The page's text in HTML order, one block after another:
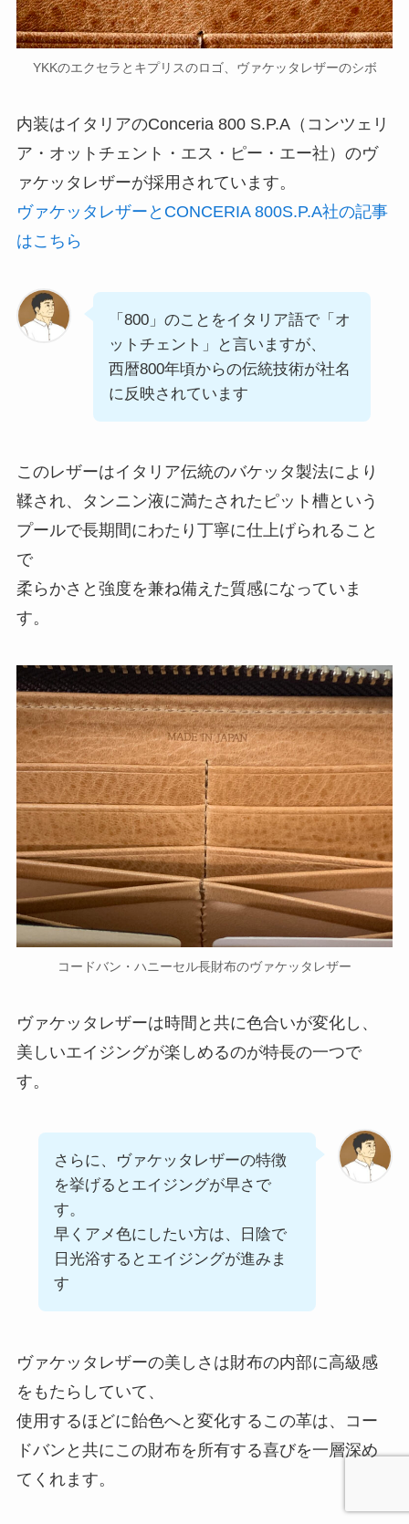
YKKのエクセラとキプリスのロゴ、ヴァケッタレザーのシボ
内装はイタリアのConceria 800 S.P.A（コンツェリ
ア・オットチェント・エス・ピー・エー社）のヴ
ァケッタレザーが採用されています。
ヴァケッタレザーとCONCERIA 800S.P.A社の記事
はこちら
「800」のことをイタリア語で「オ
ットチェント」と言いますが、
西暦800年頃からの伝統技術が社名
に反映されています
このレザーはイタリア伝統のバケッタ製法により
鞣され、タンニン液に満たされたピット槽という
プールで長期間にわたり丁寧に仕上げられること
で
柔らかさと強度を兼ね備えた質感になっていま
す。
コードバン・ハニーセル長財布のヴァケッタレザー
ヴァケッタレザーは時間と共に色合いが変化し、
美しいエイジングが楽しめるのが特長の一つで
す。
さらに、ヴァケッタレザーの特徴
を挙げるとエイジングが早さで
す。
早くアメ色にしたい方は、日陰で
日光浴するとエイジングが進みま
す
ヴァケッタレザーの美しさは財布の内部に高級感
をもたらしていて、
使用するほどに飴色へと変化するこの革は、コー
ドバンと共にこの財布を所有する喜びを一層深め
てくれます。